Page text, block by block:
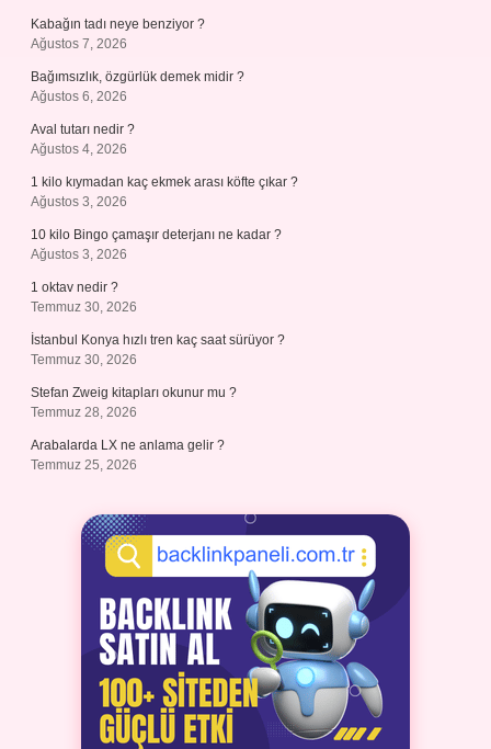
Kabağın tadı neye benziyor ?
Ağustos 7, 2026
Bağımsızlık, özgürlük demek midir ?
Ağustos 6, 2026
Aval tutarı nedir ?
Ağustos 4, 2026
1 kilo kıymadan kaç ekmek arası köfte çıkar ?
Ağustos 3, 2026
10 kilo Bingo çamaşır deterjanı ne kadar ?
Ağustos 3, 2026
1 oktav nedir ?
Temmuz 30, 2026
İstanbul Konya hızlı tren kaç saat sürüyor ?
Temmuz 30, 2026
Stefan Zweig kitapları okunur mu ?
Temmuz 28, 2026
Arabalarda LX ne anlama gelir ?
Temmuz 25, 2026